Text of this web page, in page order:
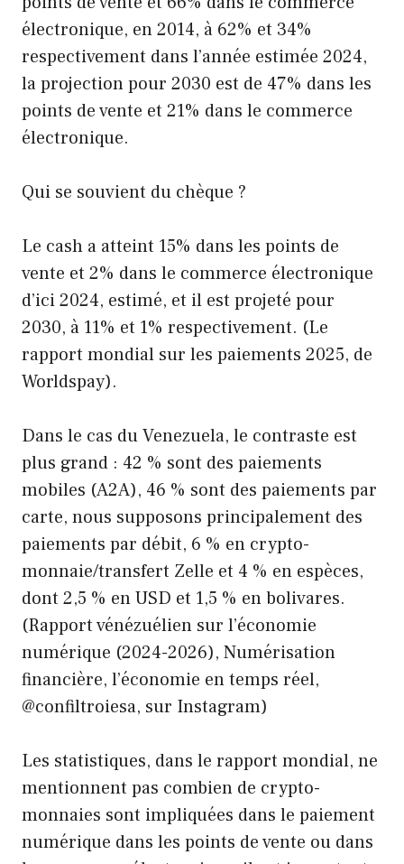
électronique, en 2014, à 62% et 34%
respectivement dans l’année estimée 2024,
la projection pour 2030 est de 47% dans les
points de vente et 21% dans le commerce
électronique.
Qui se souvient du chèque ?
Le cash a atteint 15% dans les points de
vente et 2% dans le commerce électronique
d’ici 2024, estimé, et il est projeté pour
2030, à 11% et 1% respectivement. (Le
rapport mondial sur les paiements 2025, de
Worldspay).
Dans le cas du Venezuela, le contraste est
plus grand : 42 % sont des paiements
mobiles (A2A), 46 % sont des paiements par
carte, nous supposons principalement des
paiements par débit, 6 % en crypto-
monnaie/transfert Zelle et 4 % en espèces,
dont 2,5 % en USD et 1,5 % en bolivares.
(Rapport vénézuélien sur l’économie
numérique (2024-2026), Numérisation
financière, l’économie en temps réel,
@confiltroiesa, sur Instagram)
Les statistiques, dans le rapport mondial, ne
mentionnent pas combien de crypto-
monnaies sont impliquées dans le paiement
numérique dans les points de vente ou dans